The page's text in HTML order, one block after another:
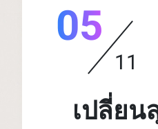
05
11
เปลี่ยน